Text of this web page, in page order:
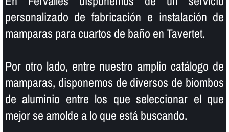
personalizado de fabricación e instalación de
mamparas para cuartos de baño en Tavertet.
Por otro lado, entre nuestro amplio catálogo de
mamparas, disponemos de diversos de biombos
de aluminio entre los que seleccionar el que
mejor se amolde a lo que está buscando.